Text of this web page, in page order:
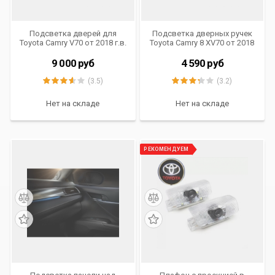
Подсветка дверей для
Toyota Camry V70 от 2018 г.в.
LI-DR-XV70 (комплект 4 шт.)
9 000 руб
(3.5)
Нет на складе
Подсветка дверных ручек
Toyota Camry 8 XV70 от 2018
IV-LI-DH-XV70 (комплект 4
шт.)
4 590 руб
(3.2)
Нет на складе
РЕКОМЕНДУЕМ